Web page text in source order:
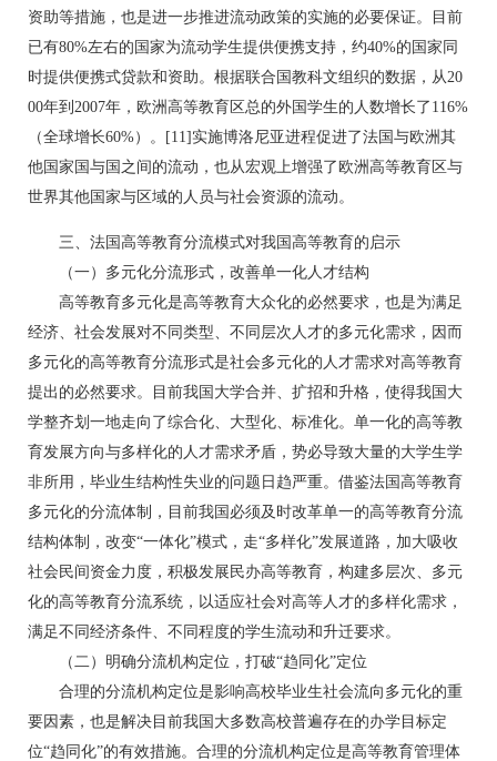
资助等措施，也是进一步推进流动政策的实施的必要保证。目前
已有80%左右的国家为流动学生提供便携支持，约40%的国家同
时提供便携式贷款和资助。根据联合国教科文组织的数据，从20
00年到2007年，欧洲高等教育区总的外国学生的人数增长了116%
（全球增长60%）。[11]实施博洛尼亚进程促进了法国与欧洲其
他国家国与国之间的流动，也从宏观上增强了欧洲高等教育区与
世界其他国家与区域的人员与社会资源的流动。
三、法国高等教育分流模式对我国高等教育的启示
（一）多元化分流形式，改善单一化人才结构
高等教育多元化是高等教育大众化的必然要求，也是为满足
经济、社会发展对不同类型、不同层次人才的多元化需求，因而
多元化的高等教育分流形式是社会多元化的人才需求对高等教育
提出的必然要求。目前我国大学合并、扩招和升格，使得我国大
学整齐划一地走向了综合化、大型化、标准化。单一化的高等教
育发展方向与多样化的人才需求矛盾，势必导致大量的大学生学
非所用，毕业生结构性失业的问题日趋严重。借鉴法国高等教育
多元化的分流体制，目前我国必须及时改革单一的高等教育分流
结构体制，改变“一体化”模式，走“多样化”发展道路，加大吸收
社会民间资金力度，积极发展民办高等教育，构建多层次、多元
化的高等教育分流系统，以适应社会对高等人才的多样化需求，
满足不同经济条件、不同程度的学生流动和升迁要求。
（二）明确分流机构定位，打破“趋同化”定位
合理的分流机构定位是影响高校毕业生社会流向多元化的重
要因素，也是解决目前我国大多数高校普遍存在的办学目标定
位“趋同化”的有效措施。合理的分流机构定位是高等教育管理体